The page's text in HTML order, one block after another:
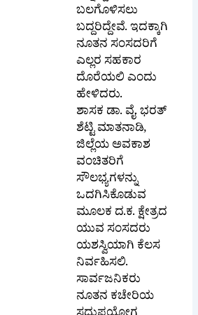
ನೂತನ ಸಂಸದರಿಗೆ
ಎಲ್ಲರ ಸಹಕಾರ
ದೊರೆಯಲಿ ಎಂದು
ಹೇಳಿದರು.
ಶಾಸಕ ಡಾ. ವೈ. ಭರತ್
ಶೆಟ್ಟಿ ಮಾತನಾಡಿ,
ಜಿಲ್ಲೆಯ ಅವಕಾಶ
ವಂಚಿತರಿಗೆ
ಸೌಲಭ್ಯಗಳನ್ನು
ಒದಗಿಸಿಕೊಡುವ
ಮೂಲಕ ದ.ಕ. ಕ್ಷೇತ್ರದ
ಯುವ ಸಂಸದರು
ಯಶಸ್ವಿಯಾಗಿ ಕೆಲಸ
ನಿರ್ವಹಿಸಲಿ.
ಸಾರ್ವಜನಿಕರು
ನೂತನ ಕಚೇರಿಯ
ಸದುಪಯೋಗ
ಪಡೆದುಕೊಳ್ಳಿ